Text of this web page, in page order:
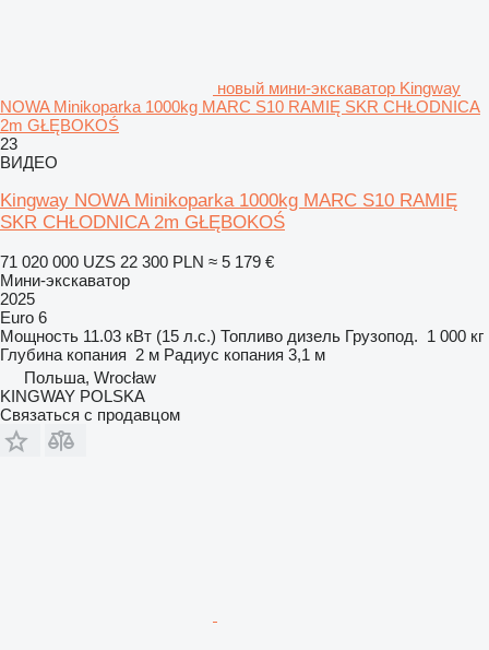
новый мини-экскаватор Kingway
NOWA Minikoparka 1000kg MARC S10 RAMIĘ SKR CHŁODNICA
2m GŁĘBOKOŚ
23
ВИДЕО
Kingway NOWA Minikoparka 1000kg MARC S10 RAMIĘ
SKR CHŁODNICA 2m GŁĘBOKOŚ
71 020 000 UZS 22 300 PLN ≈ 5 179 €
Мини-экскаватор
2025
Euro 6
Мощность 11.03 кВт (15 л.с.) Топливо дизель Грузопод. 1 000 кг
Глубина копания 2 м Радиус копания 3,1 м
Польша, Wrocław
KINGWAY POLSKA
Связаться с продавцом